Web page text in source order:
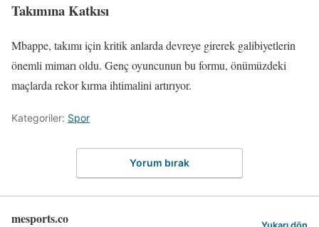
Takımına Katkısı
Mbappe, takımı için kritik anlarda devreye girerek galibiyetlerin
önemli mimarı oldu. Genç oyuncunun bu formu, önümüzdeki
maçlarda rekor kırma ihtimalini artırıyor.
Kategoriler: Spor
Yorum bırak
mesports.co